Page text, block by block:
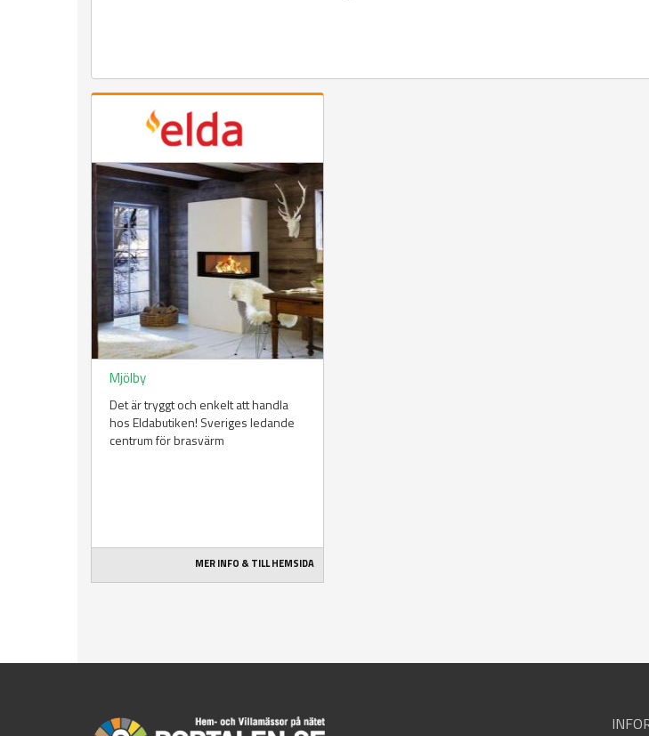
Mjölby
Det är tryggt och enkelt att handla
hos Eldabutiken! Sveriges ledande
centrum för brasvärm
MER INFO & TILL HEMSIDA